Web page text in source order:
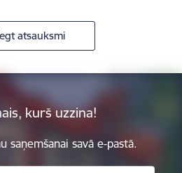
atsauksmi
kurš uzzina!
saņemšanai savā e-pastā.